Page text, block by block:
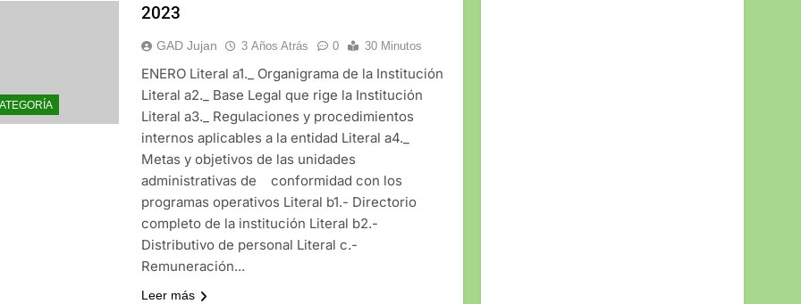
2023
GAD Jujan 3 Años Atrás 0 30 Minutos
ENERO Literal a1._ Organigrama de la Institución
Literal a2._ Base Legal que rige la Institución
Literal a3._ Regulaciones y procedimientos
internos aplicables a la entidad Literal a4._
Metas y objetivos de las unidades
administrativas de conformidad con los
programas operativos Literal b1.- Directorio
completo de la institución Literal b2.-
Distributivo de personal Literal c.-
Remuneración...
Leer más